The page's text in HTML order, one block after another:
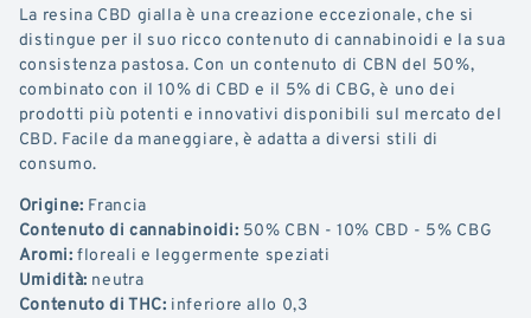
La resina CBD gialla è una creazione eccezionale, che si
distingue per il suo ricco contenuto di cannabinoidi e la sua
consistenza pastosa. Con un contenuto di CBN del 50%,
combinato con il 10% di CBD e il 5% di CBG, è uno dei
prodotti più potenti e innovativi disponibili sul mercato del
CBD. Facile da maneggiare, è adatta a diversi stili di
consumo.
Origine: Francia
Contenuto di cannabinoidi: 50% CBN - 10% CBD - 5% CBG
Aromi:floreali e leggermente speziati
Umidità: neutra
Contenuto di THC: inferiore allo 0,3